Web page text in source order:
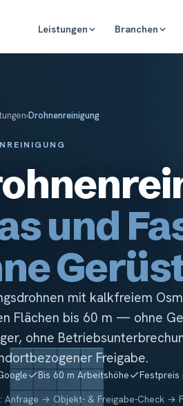
Leistungen Branchen
›Drohnenreinigung
und
mit kalkfreiem
Flächen bis 60 m — ohne
ohne
Freigabe.
Bis 60 m Arbeitshöhe
Festpreis
Anfrage → Objekt- & Freigabe-Check →